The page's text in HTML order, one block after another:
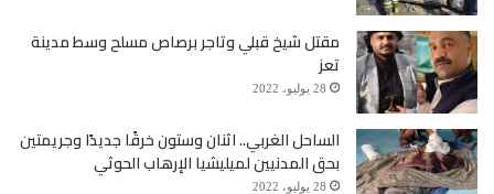
مقتل شيخ قبلي وتاجر برصاص مسلح وسط مدينة
تعز
28 يوليو، 2022
الساحل الغربي.. اثنان وستون خرقًا جديدًا وجريمتين
بحق المدنيين لميليشيا الإرهاب الحوثي
28 يوليو، 2022